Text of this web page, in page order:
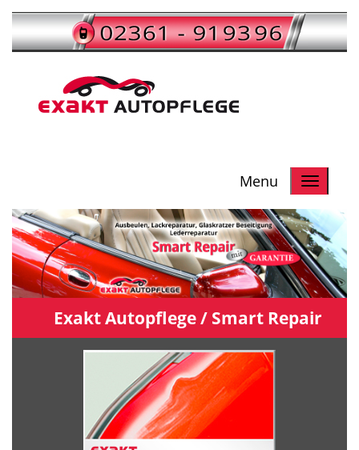
Menu
Exakt Autopflege / Smart Repair